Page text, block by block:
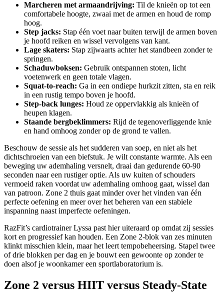
Marcheren met armaandrijving: Til de knieën op tot een
comfortabele hoogte, zwaai met de armen en houd de romp
hoog.
Step jacks: Stap één voet naar buiten terwijl de armen boven
je hoofd reiken en wissel vervolgens van kant.
Lage skaters: Stap zijwaarts achter het standbeen zonder te
springen.
Schaduwboksen: Gebruik ontspannen stoten, licht
voetenwerk en geen totale vlagen.
Squat-to-reach: Ga in een ondiepe hurkzit zitten, sta en reik
in een rustig tempo boven je hoofd.
Step-back lunges: Houd ze oppervlakkig als knieën of
heupen klagen.
Staande bergbeklimmers: Rijd de tegenoverliggende knie
en hand omhoog zonder op de grond te vallen.
Beschouw de sessie als het sudderen van soep, en niet als het
dichtschroeien van een biefstuk. Je wilt constante warmte. Als een
beweging uw ademhaling versnelt, draai dan gedurende 60-90
seconden naar een rustiger optie. Als uw kuiten of schouders
vermoeid raken voordat uw ademhaling omhoog gaat, wissel dan
van patroon. Zone 2 thuis gaat minder over het vinden van één
perfecte oefening en meer over het beheren van een stabiele
inspanning naast imperfecte oefeningen.
RazFit’s cardiotrainer Lyssa past hier uiteraard op omdat zij sessies
kort en progressief kan houden. Een Zone 2-blok van zes minuten
klinkt misschien klein, maar het leert tempobeheersing. Stapel twee
of drie blokken per dag en je bouwt een gewoonte op zonder te
doen alsof je woonkamer een sportlaboratorium is.
Zone 2 versus HIIT versus Steady-State